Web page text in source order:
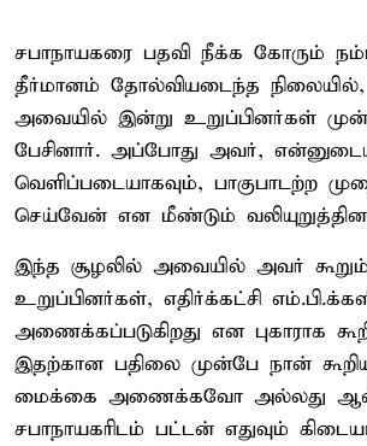
சபாநாயகரை பதவி நீக்க கோரும்
தீர்மானம் தோல்வியடைந்த நிலையில்,
அவையில் இன்று உறுப்பினர்கள்
பேசினார். அப்போது அவர்,
வெளிப்படையாகவும், பாகுபாடற்ற
செய்வேன் என மீண்டும்
இந்த சூழலில் அவையில் அவர்
உறுப்பினர்கள், எதிர்க்கட்சி
அணைக்கப்படுகிறது என புகாராக
இதற்கான பதிலை முன்பே நான்
மைக்கை அணைக்கவோ அல்லது
சபாநாயகரிடம் பட்டன் எதுவும்